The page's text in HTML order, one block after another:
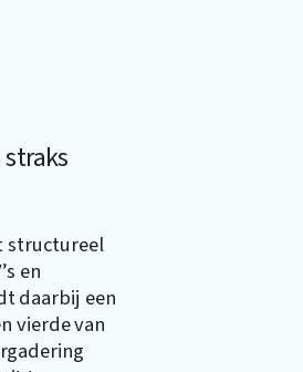
structureel
en
daarbij een
vierde van